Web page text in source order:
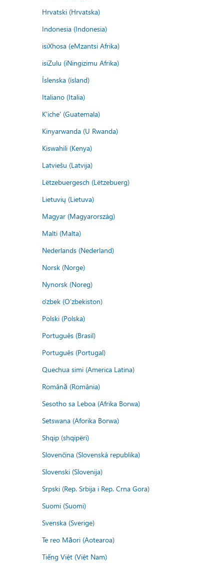
Hrvatski (Hrvatska)
Indonesia (Indonesia)
isiXhosa (eMzantsi Afrika)
isiZulu (iNingizimu Afrika)
Íslenska (ísland)
Italiano (Italia)
K'iche' (Guatemala)
Kinyarwanda (U Rwanda)
Kiswahili (Kenya)
Latviešu (Latvija)
Lëtzebuergesch (Lëtzebuerg)
Lietuvių (Lietuva)
Magyar (Magyarország)
Malti (Malta)
Nederlands (Nederland)
Norsk (Norge)
Nynorsk (Noreg)
o'zbek (O'zbekiston)
Polski (Polska)
Português (Brasil)
Português (Portugal)
Quechua simi (America Latina)
Română (România)
Sesotho sa Leboa (Afrika Borwa)
Setswana (Aforika Borwa)
Shqip (shqipëri)
Slovenčina (Slovenská republika)
Slovenski (Slovenija)
Srpski (Rep. Srbija i Rep. Crna Gora)
Suomi (Suomi)
Svenska (Sverige)
Te reo Māori (Aotearoa)
Tiếng Việt (Việt Nam)